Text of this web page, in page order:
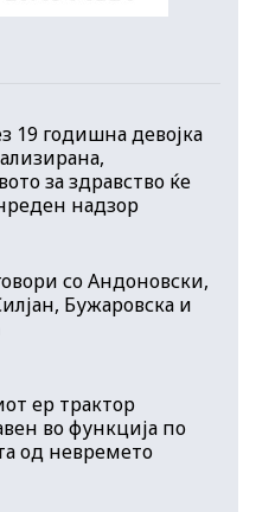
19 годишна девојка
за здравство ќе
надзор
со Андоновски,
Бужаровска и
ер трактор
во функција по
од невремето